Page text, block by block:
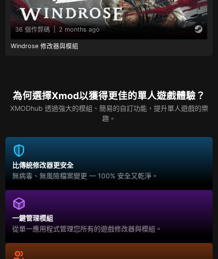
36 個作弊碼 | 2 months ago
Windrose 修改器與模組
為何選擇Xmod以獲得更佳的單人遊戲體驗？
XMODhub 透過強大的模組、簡易的自訂功能，提升單人遊戲的樂
趣。
比傳統修改器更安全
無病毒、無風險檔案變更 — 100% 安全又乾淨。
一鍵管理模組
從單一應用程式管理您所有的遊戲修改器與模組。